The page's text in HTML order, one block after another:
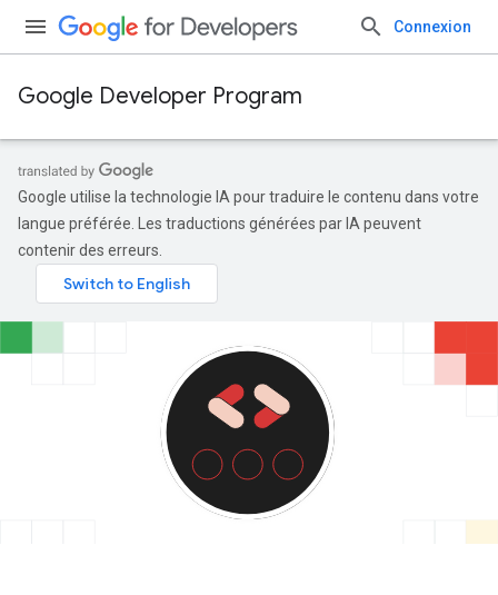
Connexion
Google Developer Program
Google utilise la technologie IA pour traduire le contenu dans votre
langue préférée. Les traductions générées par IA peuvent
contenir des erreurs.